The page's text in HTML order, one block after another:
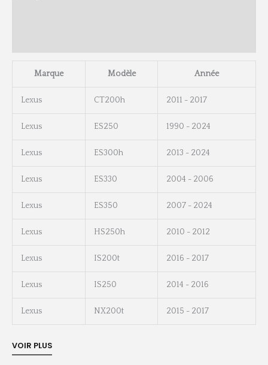
Marque Modèle Année
Lexus CT200h 2011 - 2017
Lexus ES250 1990 - 2024
Lexus ES300h 2013 - 2024
Lexus ES330 2004 - 2006
Lexus ES350 2007 - 2024
Lexus HS250h 2010 - 2012
Lexus IS200t 2016 - 2017
Lexus IS250 2014 - 2016
Lexus NX200t 2015 - 2017